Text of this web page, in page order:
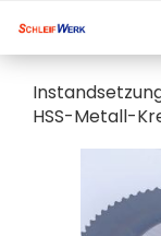
HSS-Metall-